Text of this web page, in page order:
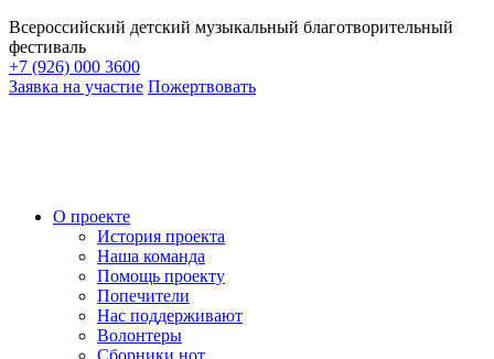
Всероссийский детский музыкальный благотворительный
фестиваль
+7 (926) 000 3600
Заявка на участие Пожертвовать
О проекте
История проекта
Наша команда
Помощь проекту
Попечители
Нас поддерживают
Волонтеры
Сборники нот